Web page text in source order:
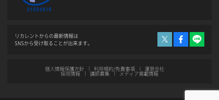
リカレントからの最新情報は
SNSから受け取ることが出来ます。
個人情報保護方針 利用規約/免責事項 運営会社
採用情報 講師募集 メディア掲載情報